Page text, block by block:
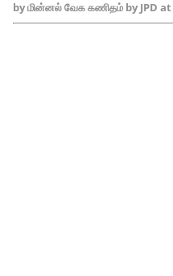
byமின்னல் வேக கணிதம் by JPD at